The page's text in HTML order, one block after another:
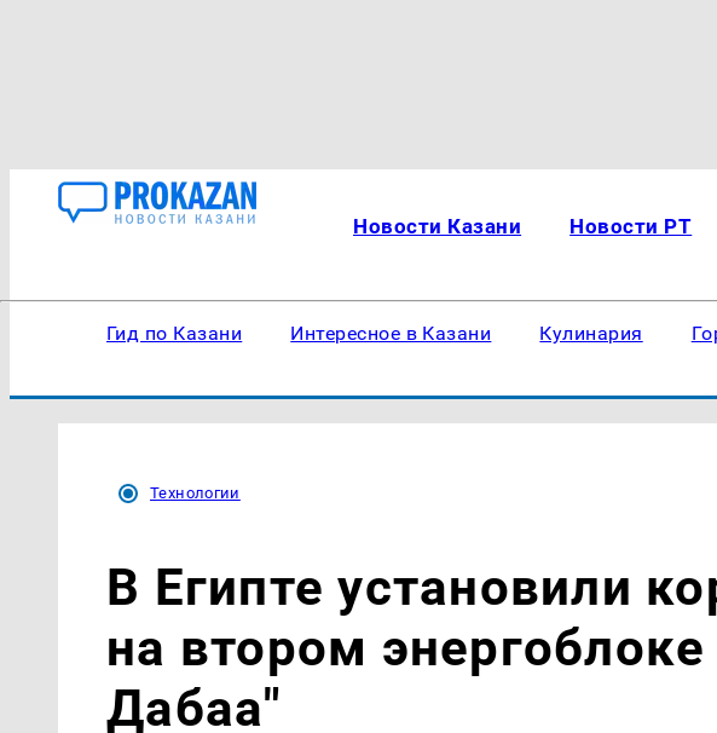
Новости Казани Новости РТ
Гид по Казани Интересное в Казани Кулинария
Технологии
В Египте установили
на втором
Дабаа"